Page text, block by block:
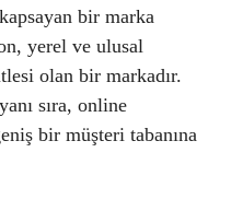
bir marka
yerel ve ulusal
olan bir markadır.
sıra, online
bir müşteri tabanına